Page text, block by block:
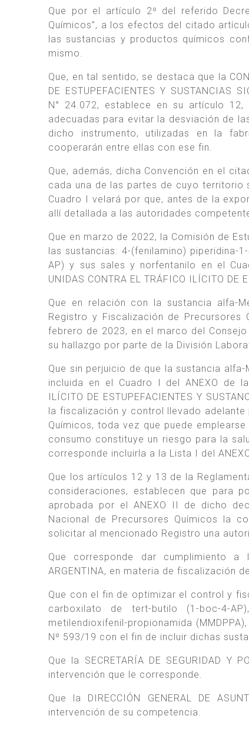
Que por el artículo 2º del referido
Químicos”, a los efectos del citado
las sustancias y productos químicos
mismo.
Que, en tal sentido, se destaca que la
DE ESTUPEFACIENTES Y
N° 24.072, establece en su artículo
adecuadas para evitar la desviación de
dicho instrumento, utilizadas en la
cooperarán entre ellas con ese fin.
Que, además, dicha Convención en el
cada una de las partes de cuyo territorio
Cuadro I velará por que, antes de la
allí detallada a las autoridades
Que en marzo de 2022, la Comisión de
las sustancias: 4-(fenilamino) piperidina-
AP) y sus sales y norfentanilo en el
UNIDAS CONTRA EL TRÁFICO ILÍCITO DE
Que en relación con la sustancia alfa-
Registro y Fiscalización de Precursores
febrero de 2023, en el marco del
su hallazgo por parte de la División
Que sin perjuicio de que la sustancia
incluida en el Cuadro I del ANEXO de la
ILÍCITO DE ESTUPEFACIENTES Y
la fiscalización y control llevado
Químicos, toda vez que puede
consumo constituye un riesgo para la
corresponde incluirla a la Lista I del
Que los artículos 12 y 13 de la
consideraciones, establecen que para
aprobada por el ANEXO II de dicho
Nacional de Precursores Químicos la
solicitar al mencionado Registro una
Que corresponde dar cumplimiento a
ARGENTINA, en materia de fiscalización
Que con el fin de optimizar el control y
carboxilato de tert-butilo (1-boc-4-
metilendioxifenil-propionamida
Nº 593/19 con el fin de incluir dichas
Que la SECRETARÍA DE SEGURIDAD Y
intervención que le corresponde.
Que la DIRECCIÓN GENERAL DE
intervención de su competencia.